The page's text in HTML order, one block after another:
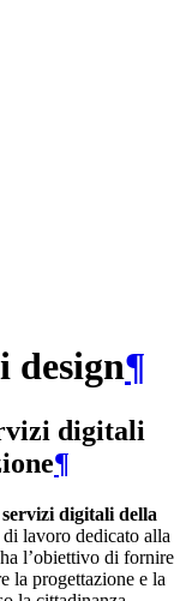
design¶
digitali
¶
digitali della
lavoro dedicato alla
l’obiettivo di fornire
la progettazione e la